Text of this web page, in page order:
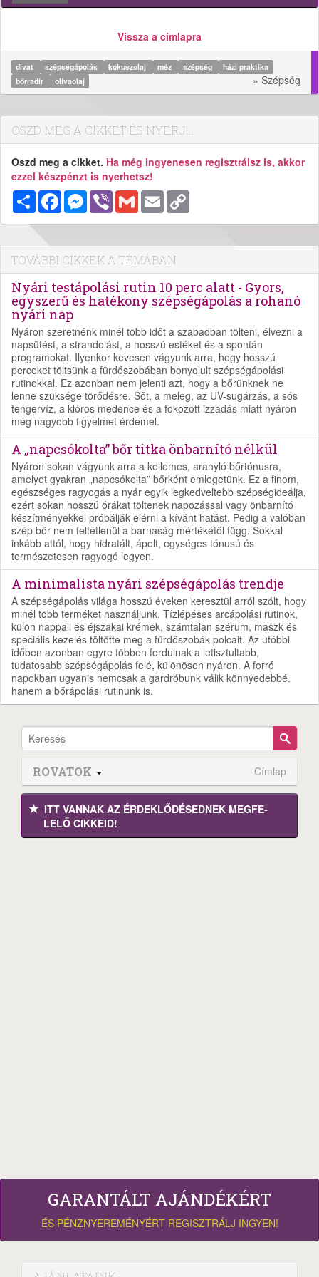
Vissza a címlapra
divat szépségápolás kókuszolaj méz szépség
házi praktika
bőrradír
olívaolaj » Szépség
OSZD MEG A CIKKET ÉS NYERJ...
Oszd meg a cikket. Ha még ingyenesen regisztrálsz is, akkor
ezzel készpénzt is nyerhetsz!
MegosztásFacebookMessenger
Viber Gmail Email
TOVÁBBI CIKKEK A TÉMÁBAN
Nyári testápolási rutin 10 perc alatt - Gyors,
egyszerű és hatékony szépségápolás a rohanó
nyári nap
Nyáron szeretnénk minél több időt a szabadban tölteni, élvezni a
napsütést, a strandolást, a hosszú estéket és a spontán
programokat. Ilyenkor kevesen vágyunk arra, hogy hosszú
perceket töltsünk a fürdőszobában bonyolult szépségápolási
rutinokkal. Ez azonban nem jelenti azt, hogy a bőrünknek ne
lenne szüksége törődésre. Sőt, a meleg, az UV-sugárzás, a sós
tengervíz, a klóros medence és a fokozott izzadás miatt nyáron
még nagyobb figyelmet érdemel.
A „napcsókolta” bőr titka önbarnító nélkül
Nyáron sokan vágyunk arra a kellemes, aranyló bőrtónusra,
amelyet gyakran „napcsókolta” bőrként emlegetünk. Ez a finom,
egészséges ragyogás a nyár egyik legkedveltebb szépségideálja,
ezért sokan hosszú órákat töltenek napozással vagy önbarnító
készítményekkel próbálják elérni a kívánt hatást. Pedig a valóban
szép bőr nem feltétlenül a barnaság mértékétől függ. Sokkal
inkább attól, hogy hidratált, ápolt, egységes tónusú és
természetesen ragyogó legyen.
A minimalista nyári szépségápolás trendje
A szépségápolás világa hosszú éveken keresztül arról szólt, hogy
minél több terméket használjunk. Tízlépéses arcápolási rutinok,
külön nappali és éjszakai krémek, számtalan szérum, maszk és
speciális kezelés töltötte meg a fürdőszobák polcait. Az utóbbi
időben azonban egyre többen fordulnak a letisztultabb,
tudatosabb szépségápolás felé, különösen nyáron. A forró
napokban ugyanis nemcsak a gardróbunk válik könnyedebbé,
hanem a bőrápolási rutinunk is.
ROVATOK Címlap
ITT VANNAK AZ ÉRDEK­LŐDÉ­SEDNEK MEGFE­
LELŐ CIKKEID!
GARANTÁLT AJÁNDÉKÉRT
ÉS PÉNZNYEREMÉNYÉRT REGISZTRÁLJ INGYEN!